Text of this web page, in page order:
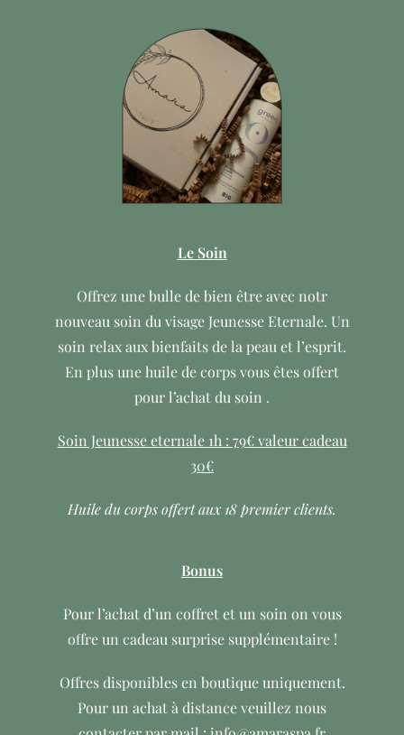
Le Soin
Offrez une bulle de bien être avec notr
nouveau soin du visage Jeunesse Eternale. Un
soin relax aux bienfaits de la peau et l’esprit.
En plus une huile de corps vous êtes offert
pour l’achat du soin .
Soin Jeunesse eternale 1h : 79€ valeur cadeau
30€
Huile du corps offert aux 18 premier clients.
Bonus
Pour l’achat d’un coffret et un soin on vous
offre un cadeau surprise supplémentaire !
Offres disponibles en boutique uniquement.
Pour un achat à distance veuillez nous